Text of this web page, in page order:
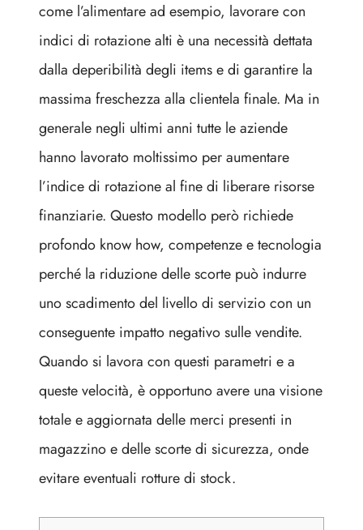
come l’alimentare ad esempio, lavorare con
indici di rotazione alti è una necessità dettata
dalla deperibilità degli items e di garantire la
massima freschezza alla clientela finale. Ma in
generale negli ultimi anni tutte le aziende
hanno lavorato moltissimo per aumentare
l’indice di rotazione al fine di liberare risorse
finanziarie. Questo modello però richiede
profondo know how, competenze e tecnologia
perché la riduzione delle scorte può indurre
uno scadimento del livello di servizio con un
conseguente impatto negativo sulle vendite.
Quando si lavora con questi parametri e a
queste velocità, è opportuno avere una visione
totale e aggiornata delle merci presenti in
magazzino e delle scorte di sicurezza, onde
evitare eventuali rotture di stock.